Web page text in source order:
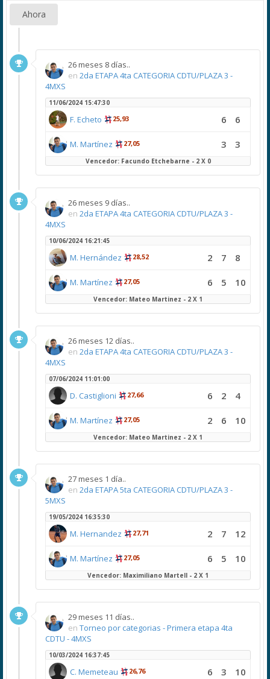
Ahora
26 meses 8 días..
en 2da ETAPA 4ta CATEGORIA CDTU/PLAZA 3 -
4MXS
11/06/2024 15:47:30
F. Echeto 25,93 6 6
M. Martínez 27,05 3 3
Vencedor: Facundo Etchebarne - 2 X 0
26 meses 9 días..
en 2da ETAPA 4ta CATEGORIA CDTU/PLAZA 3 -
4MXS
10/06/2024 16:21:45
M. Hernández 28,52 2 7 8
M. Martínez 27,05 6 5 10
Vencedor: Mateo Martinez - 2 X 1
26 meses 12 días..
en 2da ETAPA 4ta CATEGORIA CDTU/PLAZA 3 -
4MXS
07/06/2024 11:01:00
D. Castiglioni 27,66 6 2 4
M. Martínez 27,05 2 6 10
Vencedor: Mateo Martinez - 2 X 1
27 meses 1 día..
en 2da ETAPA 5ta CATEGORIA CDTU/PLAZA 3 -
5MXS
19/05/2024 16:35:30
M. Hernandez 27,71 2 7 12
M. Martínez 27,05 6 5 10
Vencedor: Maximiliano Martell - 2 X 1
29 meses 11 días..
en Torneo por categorias - Primera etapa 4ta
CDTU - 4MXS
10/03/2024 16:37:45
C. Memeteau 26,76 6 3 10